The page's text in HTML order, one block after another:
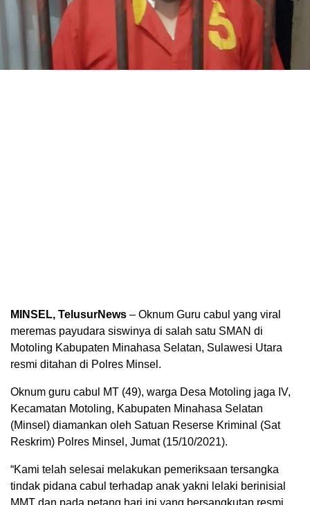
MINSEL, TelusurNews – Oknum Guru cabul yang viral
meremas payudara siswinya di salah satu SMAN di
Motoling Kabupaten Minahasa Selatan, Sulawesi Utara
resmi ditahan di Polres Minsel.
Oknum guru cabul MT (49), warga Desa Motoling jaga IV,
Kecamatan Motoling, Kabupaten Minahasa Selatan
(Minsel) diamankan oleh Satuan Reserse Kriminal (Sat
Reskrim) Polres Minsel, Jumat (15/10/2021).
“Kami telah selesai melakukan pemeriksaan tersangka
tindak pidana cabul terhadap anak yakni lelaki berinisial
MMT dan pada petang hari ini yang bersangkutan resmi